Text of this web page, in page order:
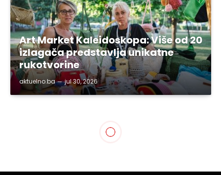
Art Market Kaleidoskopa: Više od 20
izlagača predstavlja unikatne
rukotvorine
aktuelno.ba jul 30, 2026